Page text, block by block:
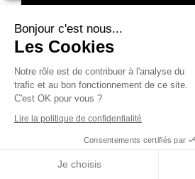
Bonjour c'est nous...
Les Cookies
Notre rôle est de contribuer à l'analyse du
trafic et au bon fonctionnement de ce site.
C'est OK pour vous ?
Lire la politique de confidentialité
Consentements certifiés par
Je choisis